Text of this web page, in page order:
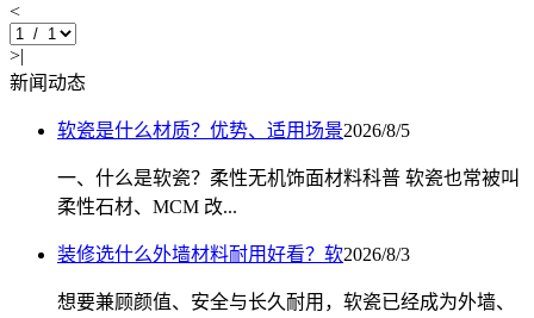
<
>|
新闻动态
软瓷是什么材质？优势、适用场景2026/8/5
一、什么是软瓷？柔性无机饰面材料科普 软瓷也常被叫
柔性石材、MCM 改...
装修选什么外墙材料耐用好看？软2026/8/3
想要兼顾颜值、安全与长久耐用，软瓷已经成为外墙、